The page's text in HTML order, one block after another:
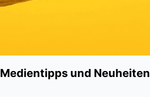
Medientipps und Neuheiten